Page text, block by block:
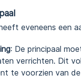
eveneens een
: De principaal
verrichten. Dit
te voorzien van